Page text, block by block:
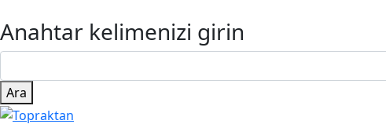
Anahtar kelimenizi girin
Ara